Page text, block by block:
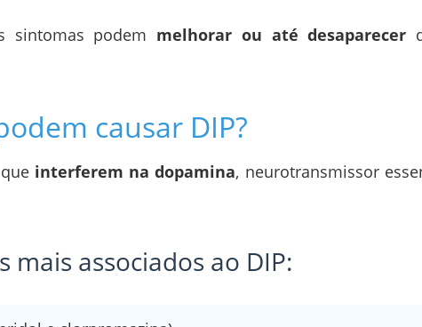
sintomas podem melhorar ou até desaparecer
causar DIP?
interferem na dopamina, neurotransmissor
associados ao DIP: